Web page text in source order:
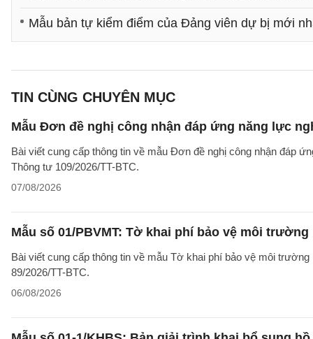
Mẫu bản tự kiểm điểm của Đảng viên dự bị mới
TIN CÙNG CHUYÊN MỤC
Mẫu Đơn đề nghị công nhận đáp ứng năng lực
Bài viết cung cấp thông tin về mẫu Đơn đề nghị công nhận đáp
Thông tư 109/2026/TT-BTC.
07/08/2026
Mẫu số 01/PBVMT: Tờ khai phí bảo vệ môi trường
Bài viết cung cấp thông tin về mẫu Tờ khai phí bảo vệ môi
89/2026/TT-BTC.
06/08/2026